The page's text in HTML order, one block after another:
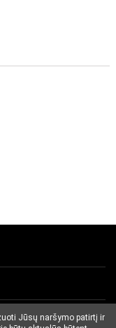
Jūsų naršymo patirtį ir